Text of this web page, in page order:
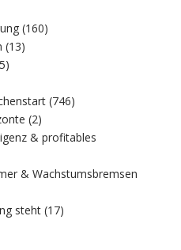
(160)
(13)
(746)
(2)
& profitables
& Wachstumsbremsen
steht (17)